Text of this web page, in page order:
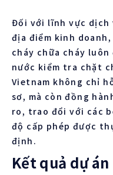
Đối với lĩnh vực dịch
địa điểm kinh
cháy chữa cháy
nước kiểm tra chặt
Vietnam không chỉ
sơ, mà còn đồng
ro, trao đổi với các
độ cấp phép được
định.
Kết quả dự án